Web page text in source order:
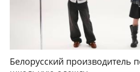
Белорусский производитель